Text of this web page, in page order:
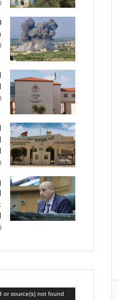
مشغلor source(s) not found